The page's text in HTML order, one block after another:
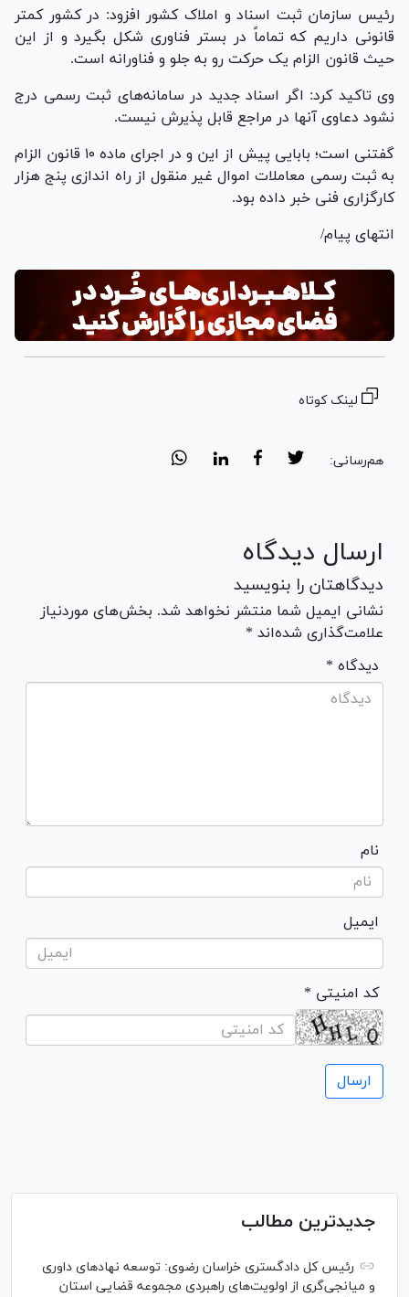
رئیس سازمان ثبت اسناد و املاک کشور افزود: در کشور کمتر
قانونی داریم که تماماً در بستر فناوری شکل بگیرد و از این
حیث قانون الزام یک حرکت رو به جلو و فناورانه است.
وی تاکید کرد: اگر اسناد جدید در سامانه‌های ثبت رسمی درج
نشود دعاوی آنها در مراجع قابل پذیرش نیست.
گفتنی است؛ بابایی پیش از این و در اجرای ماده ۱۰ قانون الزام
به ثبت رسمی معاملات اموال غیر منقول از راه اندازی پنج هزار
کارگزاری فنی خبر داده بود.
انتهای پیام/
لینک کوتاه
هم‌رسانی:
ارسال دیدگاه
دیدگاهتان را بنویسید
نشانی ایمیل شما منتشر نخواهد شد. بخش‌های موردنیاز
علامت‌گذاری شده‌اند *
* دیدگاه
نام
ایمیل
* کد امنیتی
جدیدترین مطالب
رئیس کل دادگستری خراسان رضوی: توسعه نهاد‌های داوری
و میانجی‌گری از اولویت‌های راهبردی مجموعه قضایی استان